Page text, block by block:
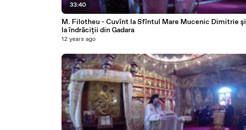
33:40
M. Filotheu - Cuvînt la Sfîntul Mare Mucenic Dimitrie şi
la îndrăciţii din Gadara
12 years ago